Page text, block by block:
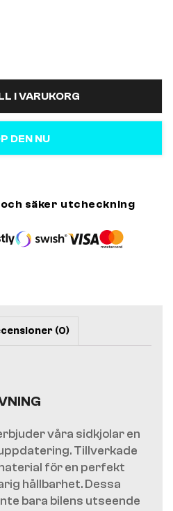
I VARUKORG
DEN NU
säker utcheckning
(0)
våra sidkjolar en
Tillverkade
för en perfekt
hållbarhet. Dessa
bara bilens utseende